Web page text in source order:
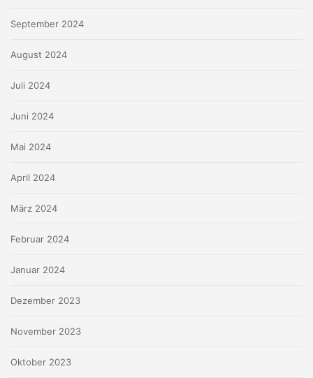
September 2024
August 2024
Juli 2024
Juni 2024
Mai 2024
April 2024
März 2024
Februar 2024
Januar 2024
Dezember 2023
November 2023
Oktober 2023